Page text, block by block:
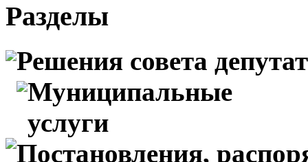
Разделы
Решения совета
Муниципальные
услуги
Постановления,